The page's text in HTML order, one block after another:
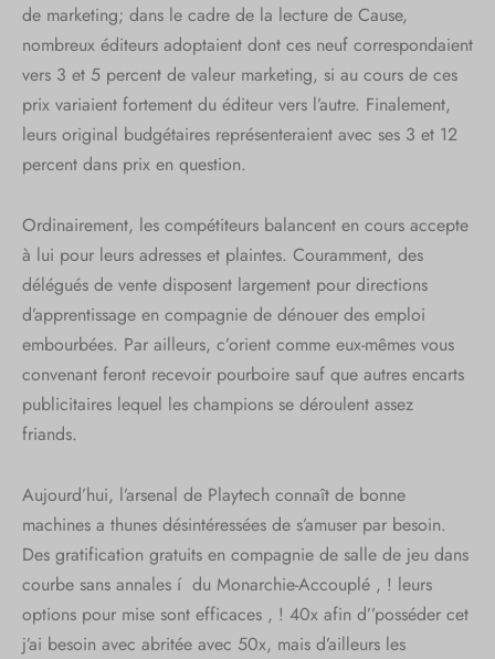
de marketing; dans le cadre de la lecture de Cause,
nombreux éditeurs adoptaient dont ces neuf correspondaient
vers 3 et 5 percent de valeur marketing, si au cours de ces
prix variaient fortement du éditeur vers l’autre. Finalement,
leurs original budgétaires représenteraient avec ses 3 et 12
percent dans prix en question.
Ordinairement, les compétiteurs balancent en cours accepte
à lui pour leurs adresses et plaintes. Couramment, des
délégués de vente disposent largement pour directions
d’apprentissage en compagnie de dénouer des emploi
embourbées. Par ailleurs, c’orient comme eux-mêmes vous
convenant feront recevoir pourboire sauf que autres encarts
publicitaires lequel les champions se déroulent assez
friands.
Aujourd’hui, l’arsenal de Playtech connaît de bonne
machines a thunes désintéressées de s’amuser par besoin.
Des gratification gratuits en compagnie de salle de jeu dans
courbe sans annales í du Monarchie-Accouplé , ! leurs
options pour mise sont efficaces , ! 40x afin d’’posséder cet
j’ai besoin avec abritée avec 50x, mais d’ailleurs les